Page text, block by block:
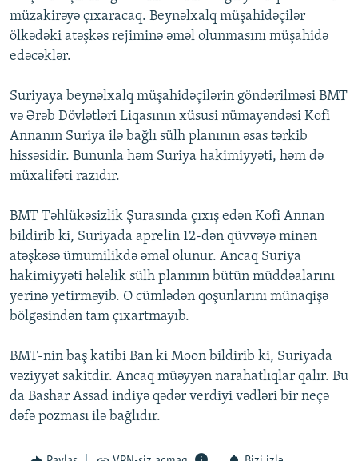
MULTIMEDIA
VIDEO
FOTOQALEREYA
İNFOQRAFIKA
KARIKATURA
RADIO ARXIV
OXU ZALI
AZƏRBAYCAN ƏDƏBIYYATI KITABXANASI
İSLAM VƏ DEMOKRATIYA
İZ - MƏDƏNIYYƏT PROQRAMI
HAQQIMIZDA
MISSIYAMIZ
PEŞƏ ETIKASI VƏ JURNALISTIKA STANDARTLARIMIZ
MATERIALLARIMIZDAN ISTIFADƏ
BIZIMLƏ ƏLAQƏ
XƏBƏR BÜLLETENLƏRIMIZ
BIZI IZLƏ
RFE/RL-in bütün saytları
müzakirəyə çıxaracaq. Beynəlxalq müşahidəçilər
ölkədəki atəşkəs rejiminə əməl olunmasını müşahidə
edəcəklər.
Suriyaya beynəlxalq müşahidəçilərin göndərilməsi BMT
və Ərəb Dövlətləri Liqasının xüsusi nümayəndəsi Kofi
Annanın Suriya ilə bağlı sülh planının əsas tərkib
hissəsidir. Bununla həm Suriya hakimiyyəti, həm də
müxalifəti razıdır.
BMT Təhlükəsizlik Şurasında çıxış edən Kofi Annan
bildirib ki, Suriyada aprelin 12-dən qüvvəyə minən
atəşkəsə ümumilikdə əməl olunur. Ancaq Suriya
hakimiyyəti hələlik sülh planının bütün müddəalarını
yerinə yetirməyib. O cümlədən qoşunlarını münaqişə
bölgəsindən tam çıxartmayıb.
BMT-nin baş katibi Ban ki Moon bildirib ki, Suriyada
vəziyyət sakitdir. Ancaq müəyyən narahatlıqlar qalır. Bu
da Bashar Assad indiyə qədər verdiyi vədləri bir neçə
dəfə pozması ilə bağlıdır.